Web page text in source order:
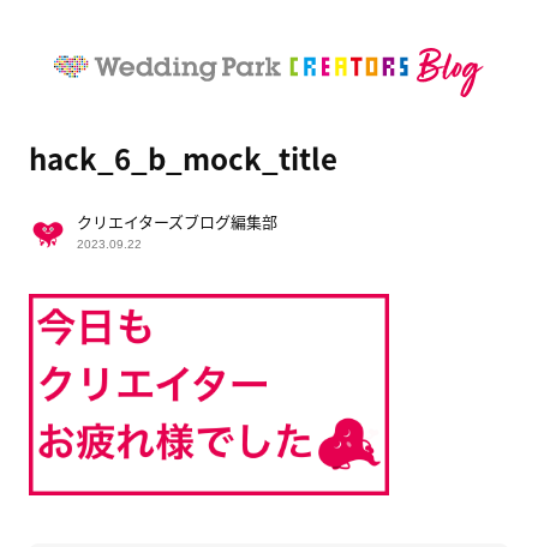
hack_6_b_mock_title
クリエイターズブログ編集部
2023.09.22